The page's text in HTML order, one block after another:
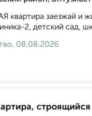
квартира заезжай и
2, детский сад,
08.08.2026